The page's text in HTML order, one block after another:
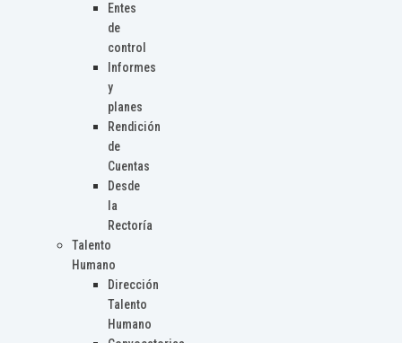
Entes
de
control
Informes
y
planes
Rendición
de
Cuentas
Desde
la
Rectoría
Talento
Humano
Dirección
Talento
Humano